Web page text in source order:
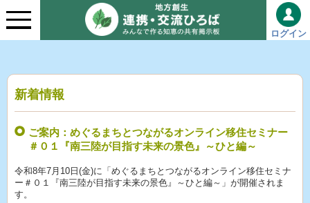
ログイン
新着情報
ご案内：めぐるまちとつながるオンライン移住セミナー
＃０１『南三陸が目指す未来の景色』～ひと編～
令和8年7月10日(金)に「めぐるまちとつながるオンライン移住セミナ
ー＃０１『南三陸が目指す未来の景色』～ひと編～」が開催されま
す。